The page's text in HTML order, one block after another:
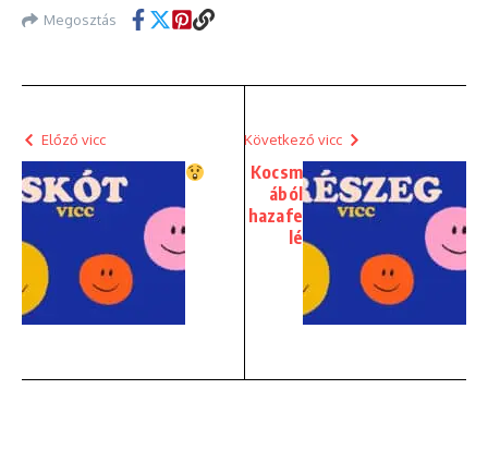
Megosztás
Előző vicc Következő vicc
Kocsm
ából
hazafe
lé